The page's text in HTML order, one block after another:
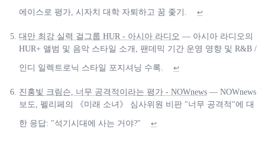
에이스로 평가, 시자치 대학 자퇴하고 꿈 좇기. ↩
대만 최강 실력 걸그룹 HUR - 아시아 라디오 — 아시아 라디오의
HUR+ 앨범 및 음악 스타일 소개, 팬데믹 기간 운영 영향 및 R&B /
인디 일렉트로닉 스타일 포지셔닝 수록. ↩
진홍빛 크림슨, 너무 공격적이라는 평가 - NOWnews — NOWnews
보도, 펠리페의 《미래 소녀》 심사위원 비판 "너무 공격적"에 대
한 응답: "석기시대에 사는 거야?" ↩